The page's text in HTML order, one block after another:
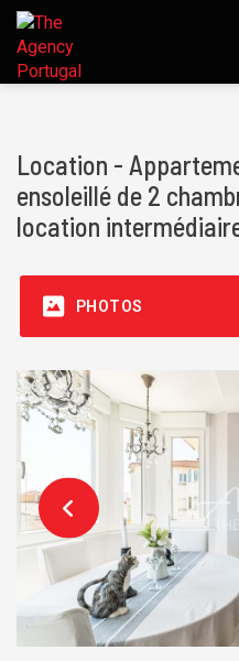
Location -
ensoleillé de 2
location
PHOTOS